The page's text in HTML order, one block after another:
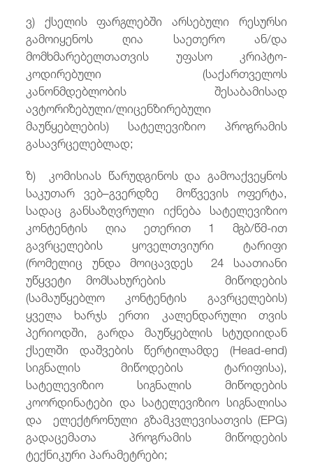
ვ) ქსელის ფარგლებში არსებული რესურსი
გამოიყენოს ღია საეთერო ან/და
მომხმარებელთათვის უფასო კრიპტო-
კოდირებული (საქართველოს
კანონმდებლობის შესაბამისად
ავტორიზებული/ლიცენზირებული
მაუწყებლების) სატელევიზიო პროგრამის
გასავრცელებლად;
ზ) კომისიას წარუდგინოს და გამოაქვეყნოს
საკუთარ ვებ–გვერდზე მოწვევის ოფერტა,
სადაც განსაზღვრული იქნება სატელევიზიო
კონტენტის ღია ეთერით 1 მგბ/წმ-ით
გავრცელების ყოველთვიური ტარიფი
(რომელიც უნდა მოიცავდეს 24 საათიანი
უწყვეტი მომსახურების მიწოდების
(სამაუწყებლო კონტენტის გავრცელების)
ყველა ხარჯს ერთი კალენდარული თვის
პერიოდში, გარდა მაუწყებლის სტუდიიდან
ქსელში დაშვების წერტილამდე (Head-end)
სიგნალის მიწოდების ტარიფისა),
სატელევიზიო სიგნალის მიწოდების
კოორდინატები და სატელევიზიო სიგნალისა
და ელექტრონული გზამკვლევისათვის (EPG)
გადაცემათა პროგრამის მიწოდების
ტექნიკური პარამეტრები;